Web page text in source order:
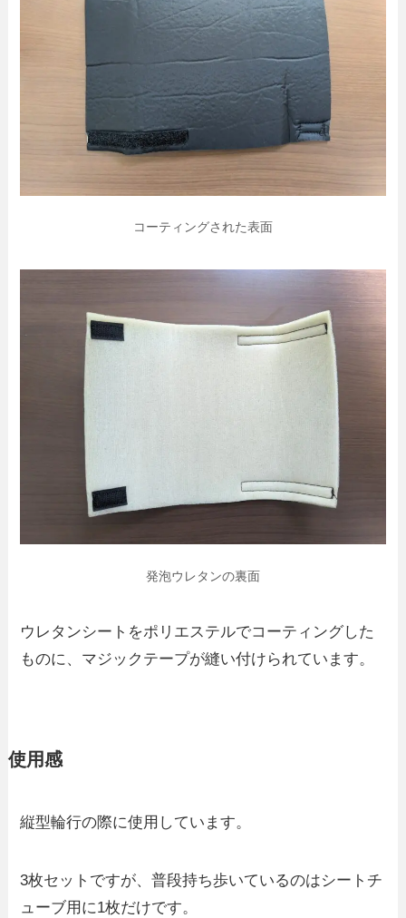
コーティングされた表面
発泡ウレタンの裏面
ウレタンシートをポリエステルでコーティングした
ものに、マジックテープが縫い付けられています。
使用感
縦型輪行の際に使用しています。
3枚セットですが、普段持ち歩いているのはシートチ
ューブ用に1枚だけです。